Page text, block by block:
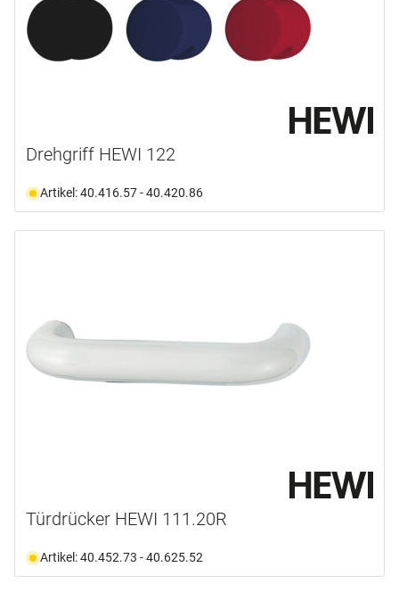
Drehgriff HEWI 122
Artikel: 40.416.57 - 40.420.86
Türdrücker HEWI 111.20R
Artikel: 40.452.73 - 40.625.52